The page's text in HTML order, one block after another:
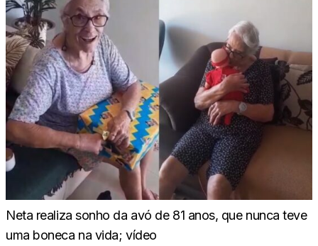
Neta realiza sonho da avó de 81 anos, que nunca teve
uma boneca na vida; vídeo